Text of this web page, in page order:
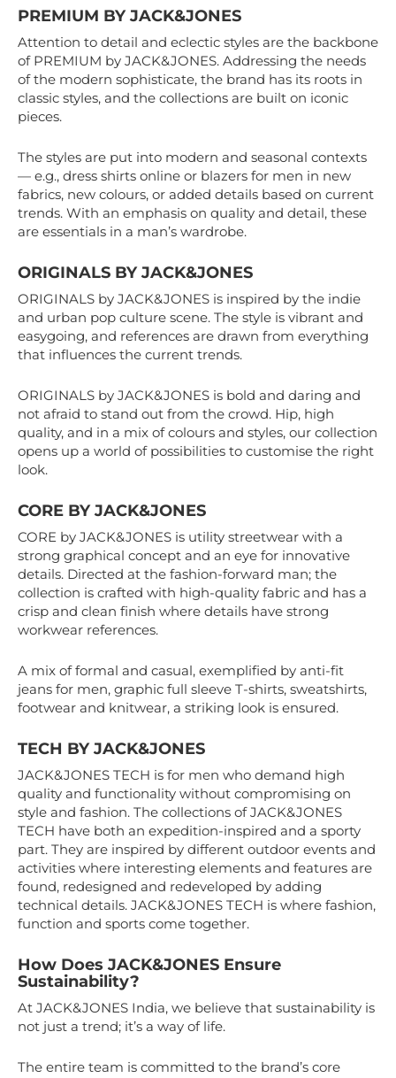
PREMIUM BY JACK&JONES
Attention to detail and eclectic styles are the backbone
of PREMIUM by JACK&JONES. Addressing the needs
of the modern sophisticate, the brand has its roots in
classic styles, and the collections are built on iconic
pieces.
The styles are put into modern and seasonal contexts
— e.g., dress shirts online or blazers for men in new
fabrics, new colours, or added details based on current
trends. With an emphasis on quality and detail, these
are essentials in a man’s wardrobe.
ORIGINALS BY JACK&JONES
ORIGINALS by JACK&JONES is inspired by the indie
and urban pop culture scene. The style is vibrant and
easygoing, and references are drawn from everything
that influences the current trends.
ORIGINALS by JACK&JONES is bold and daring and
not afraid to stand out from the crowd. Hip, high
quality, and in a mix of colours and styles, our collection
opens up a world of possibilities to customise the right
look.
CORE BY JACK&JONES
CORE by JACK&JONES is utility streetwear with a
strong graphical concept and an eye for innovative
details. Directed at the fashion-forward man; the
collection is crafted with high-quality fabric and has a
crisp and clean finish where details have strong
workwear references.
A mix of formal and casual, exemplified by anti-fit
jeans for men, graphic full sleeve T-shirts, sweatshirts,
footwear and knitwear, a striking look is ensured.
TECH BY JACK&JONES
JACK&JONES TECH is for men who demand high
quality and functionality without compromising on
style and fashion. The collections of JACK&JONES
TECH have both an expedition-inspired and a sporty
part. They are inspired by different outdoor events and
activities where interesting elements and features are
found, redesigned and redeveloped by adding
technical details. JACK&JONES TECH is where fashion,
function and sports come together.
How Does JACK&JONES Ensure
Sustainability?
At JACK&JONES India, we believe that sustainability is
not just a trend; it’s a way of life.
The entire team is committed to the brand’s core